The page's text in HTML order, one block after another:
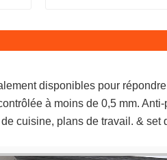
disponibles pour
à moins de 0,5 mm.
cuisine, plans de travail. & set